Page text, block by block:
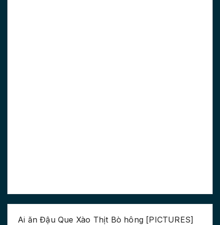
Ai ăn Đậu Que Xào Thịt Bò hông [PICTURES]